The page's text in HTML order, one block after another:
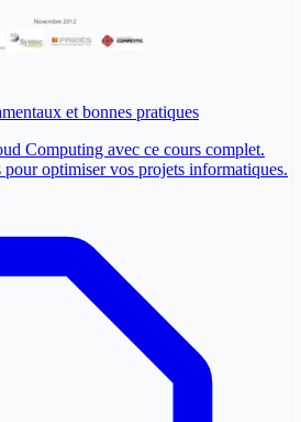
et bonnes pratiques
Computing avec ce cours complet.
pour optimiser vos projets informatiques.